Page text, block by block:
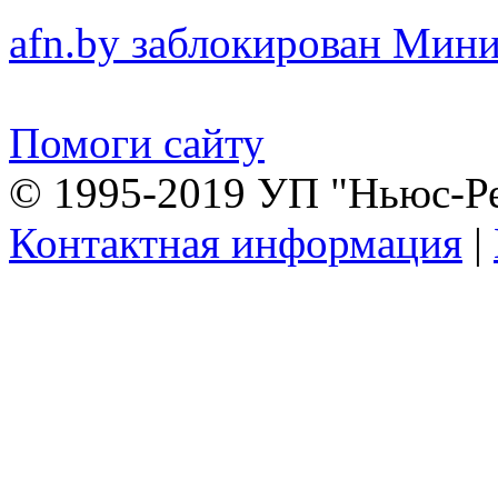
afn.by заблокирован
Помоги сайту
© 1995-2019 УП "Ньюс-
Контактная информация |